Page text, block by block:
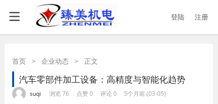
登陆 注册
首页 > 企业动态 > 正文
汽车零部件加工设备：高精度与智能化趋势
suqi 浏览 76 点赞 0 评论 0 5个月前 (03-05)